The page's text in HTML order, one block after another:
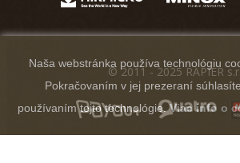
Naša webstránka používa technológiu
Pokračovaním v jej prezeraní
používaním tejto technológie.Viac info o
© 2011 - 2025 RAPIER